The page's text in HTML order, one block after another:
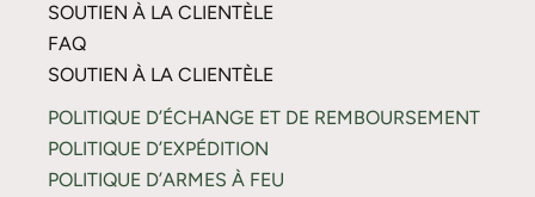
SOUTIEN À LA CLIENTÈLE
FAQ
SOUTIEN À LA CLIENTÈLE
POLITIQUE D’ÉCHANGE ET DE REMBOURSEMENT
POLITIQUE D’EXPÉDITION
POLITIQUE D’ARMES À FEU